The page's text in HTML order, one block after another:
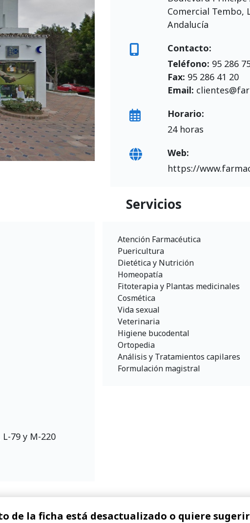
Comercial Tembo,
Andalucía
Contacto:
Teléfono: 95 286
Fax: 95 286 41 20
Email:
Horario:
24 horas
Web:
https://
L-79 y M-220
Servicios
Atención Farmacéutica
Puericultura
Dietética y Nutrición
Homeopatía
Fitoterapia y Plantas medicinales
Cosmética
Vida sexual
Veterinaria
Higiene bucodental
Ortopedia
Análisis y Tratamientos capilares
Formulación magistral
de la ficha está desactualizado o quiere